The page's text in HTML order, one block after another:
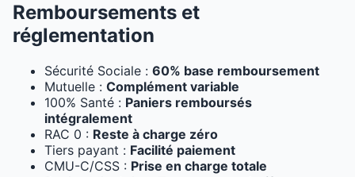
Remboursements et
réglementation
Sécurité Sociale : 60% base remboursement
Mutuelle : Complément variable
100% Santé : Paniers remboursés
intégralement
RAC 0 : Reste à charge zéro
Tiers payant : Facilité paiement
CMU-C/CSS : Prise en charge totale